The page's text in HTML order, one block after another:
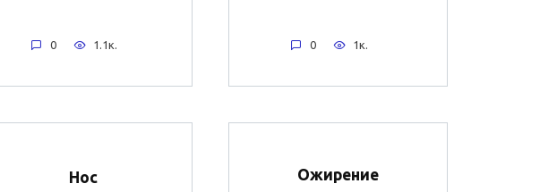
0 1.1к. 0 1к.
Нос Ожирение